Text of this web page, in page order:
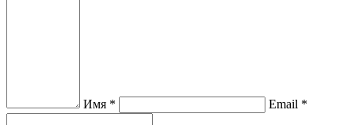
Имя * Email *